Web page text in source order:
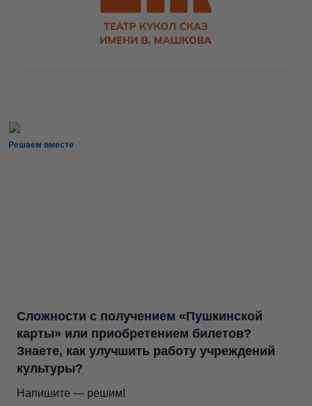
Решаем вместе
Сложности с получением «Пушкинской
карты» или приобретением билетов?
Знаете, как улучшить работу учреждений
культуры?
Напишите — решим!